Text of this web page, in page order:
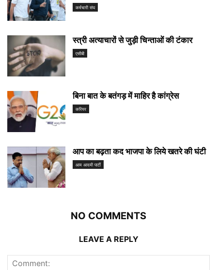
कर्मचारी संघ
स्त्री अत्याचारों से जुड़ी चिन्ताओं की टंकार
एसीबी
बिना बात के बतंगड़ में माहिर है कांग्रेस
करियर
आप का बढ़ता कद भाजपा के लिये खतरे की घंटी
आम आदमी पार्टी
NO COMMENTS
LEAVE A REPLY